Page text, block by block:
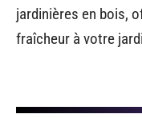
jardinières en bois,
fraîcheur à votre